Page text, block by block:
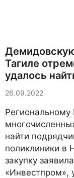
Тагиле
удалось
26.09.2022
найти
поликлиники в
закупку
«Инвестпром»,